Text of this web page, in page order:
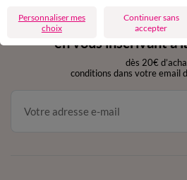
11€ Offerts
en vous inscrivant à
dès 20€
conditions dans votre email
Personnaliser mes
choix
Continuer sans
accepter